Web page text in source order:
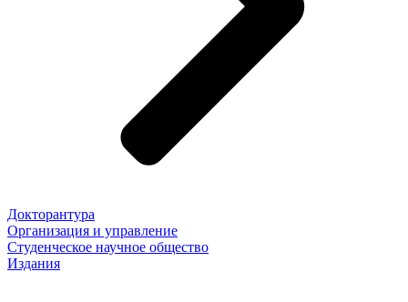
Докторантура
Организация и управление
Студенческое научное общество
Издания